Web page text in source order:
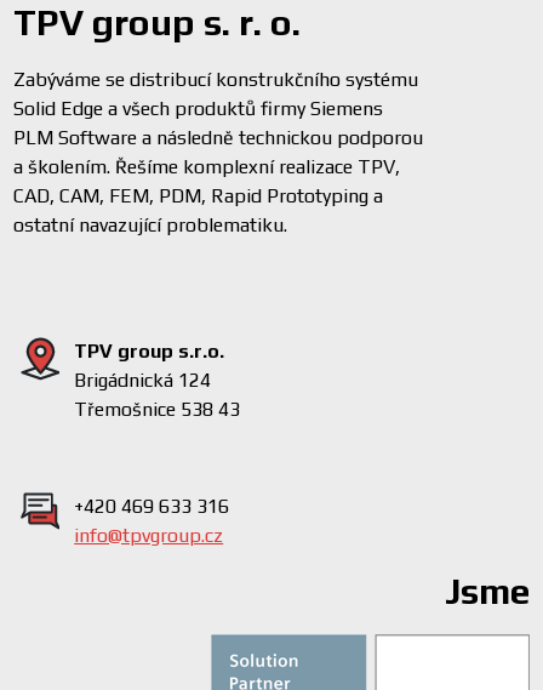
TPV group s. r. o.
Zabýváme se distribucí konstrukčního systému
Solid Edge a všech produktů firmy Siemens
PLM Software a následně technickou podporou
a školením. Řešíme komplexní realizace TPV,
CAD, CAM, FEM, PDM, Rapid Prototyping a
ostatní navazující problematiku.
TPV group s.r.o.
Brigádnická 124
Třemošnice 538 43
+420 469 633 316
info@tpvgroup.cz
Jsme